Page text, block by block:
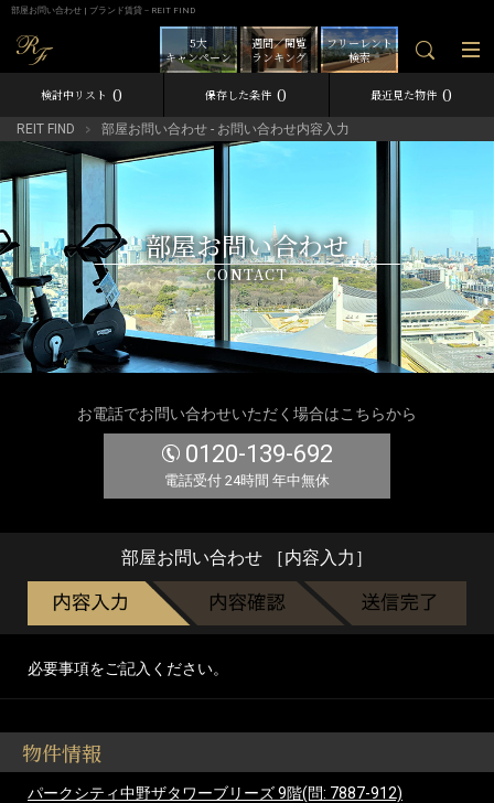
部屋お問い合わせ | ブランド賃貸－REIT FIND
フリーレント
検索
週間／閲覧
ランキング
5大
キャンペーン
検討中リスト 0 保存した条件 0 最近見た物件 0
REIT FIND 部屋お問い合わせ - お問い合わせ内容入力
部屋お問い合わせ
CONTACT
お電話でお問い合わせいただく場合はこちらから
0120-139-692
電話受付 24時間 年中無休
部屋お問い合わせ ［内容入力］
必要事項をご記入ください。
物件情報
パークシティ中野ザタワーブリーズ 9階(問: 7887-912)